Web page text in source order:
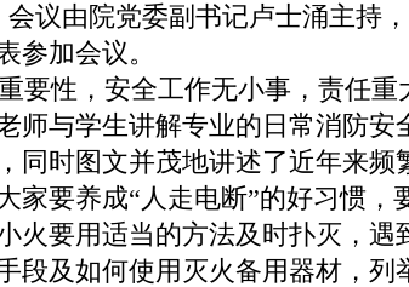
议由院党委副书记卢士涌主持
参加会议。
性，安全工作无小事，责任重
师与学生讲解专业的日常消防
同时图文并茂地讲述了近年来
家要养成“人走电断”的好习惯，
火要用适当的方法及时扑灭，
段及如何使用灭火备用器材，